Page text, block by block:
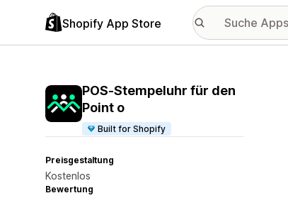
Shopify App Store
POS‑Stempeluhr für den
Point o
Built for Shopify
Preisgestaltung
Kostenlos
Bewertung